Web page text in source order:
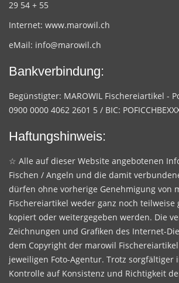
29 54 + 55
Internet: www.marowil.ch
eMail: info@marowil.ch
Bankverbindung:
Begünstigter: MAROWIL Fischereiartikel -
0900 0000 4062 2601 5 / BIC:
Haftungshinweis:
☆ Alle auf dieser Website angebotenen
Fischen / Angeln und die damit
dürfen ohne vorherige Genehmigung von
Fischereiartikel weder ganz noch teilweise
kopiert oder weitergegeben werden. Die
Zeichnungen und Grafiken des Internet-
dem Copyright der marowil
jeweiligen Foto-Agentur. Trotz sorgfältiger
Kontrolle auf Konsistenz und Richtigkeit